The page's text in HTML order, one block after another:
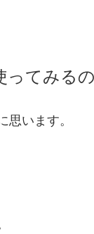
てみる
います。